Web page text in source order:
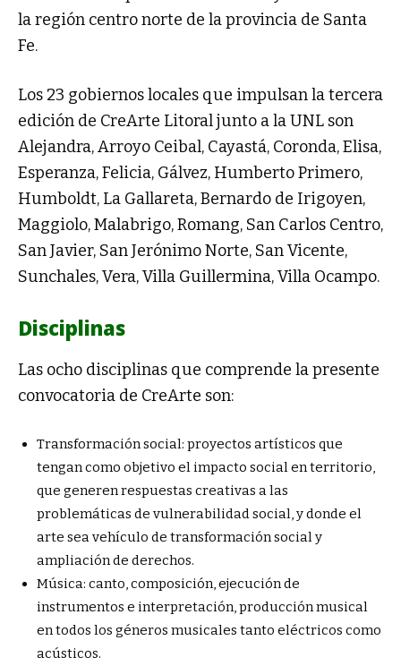
la región centro norte de la provincia de Santa
Fe.
Los 23 gobiernos locales que impulsan la tercera
edición de CreArte Litoral junto a la UNL son
Alejandra, Arroyo Ceibal, Cayastá, Coronda, Elisa,
Esperanza, Felicia, Gálvez, Humberto Primero,
Humboldt, La Gallareta, Bernardo de Irigoyen,
Maggiolo, Malabrigo, Romang, San Carlos Centro,
San Javier, San Jerónimo Norte, San Vicente,
Sunchales, Vera, Villa Guillermina, Villa Ocampo.
Disciplinas
Las ocho disciplinas que comprende la presente
convocatoria de CreArte son:
Transformación social: proyectos artísticos que
tengan como objetivo el impacto social en territorio,
que generen respuestas creativas a las
problemáticas de vulnerabilidad social, y donde el
arte sea vehículo de transformación social y
ampliación de derechos.
Música: canto, composición, ejecución de
instrumentos e interpretación, producción musical
en todos los géneros musicales tanto eléctricos como
acústicos.